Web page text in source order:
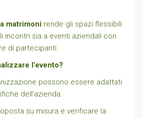
matrimoni rende gli spazi flessibili
incontri sia a eventi aziendali con
di partecipanti.
l’evento?
possono essere adattati
dell’azienda.
su misura e verificare la